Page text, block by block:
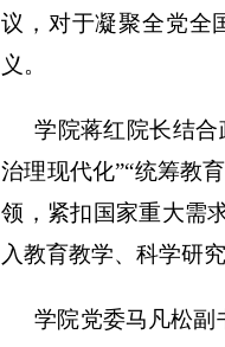
议，对于凝聚全党全
义。
学院蒋红院长结合
治理现代化”“统筹教
领，紧扣国家重大需
入教育教学、科学研
学院党委马凡松副